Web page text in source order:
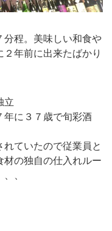
分程。美味しい和食や
年前に出来たばかり
立
年に３７歳で旬彩酒
ていたので従業員と
の独自の仕入れルー
、